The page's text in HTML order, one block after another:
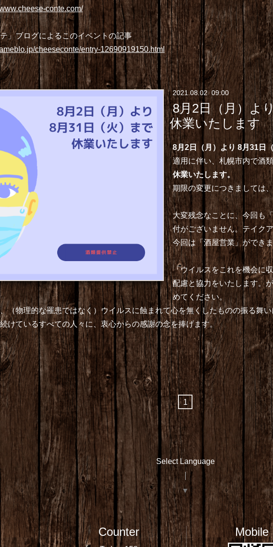
conte.com/
」ブログによるこのイベントの記事
cheeseconte/entry-12690919150.html
2021 .08.02 09:00
8月2日（月）よ
休業いたします
8月2日（月）より 8月31日
適用に伴い、札幌市内で酒
休業いたします。
期限の変更につきましては
大変残念なことに、今回も
付がございません。テイク
今回は「酒屋営業」ができ
「ウイルスをこれを機会に
配慮と協力をいたします。
めてください。
（物理的な罹患ではなく）ウイルスに蝕まれて心を無くしたものの振る舞
けているすべての人々に、衷心からの感謝の念を捧げます。
1
Select Language
▼
Counter Mobile